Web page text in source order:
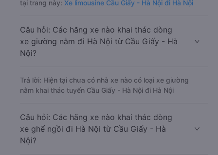
tại trang này: Xe limousine Cầu Giấy - Hà Nội đi Hà Nội
Câu hỏi: Các hãng xe nào khai thác dòng
xe giường nằm đi Hà Nội từ Cầu Giấy - Hà
Nội?
Trả lời: Hiện tại chưa có nhà xe nào có loại xe giường
nằm khai thác tuyến Cầu Giấy - Hà Nội đi Hà Nội
Câu hỏi: Các hãng xe nào khai thác dòng
xe ghế ngồi đi Hà Nội từ Cầu Giấy - Hà
Nội?